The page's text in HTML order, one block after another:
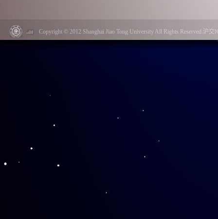
Copyright © 2012 Shanghai Jiao Tong University All Rights Reserved.沪交